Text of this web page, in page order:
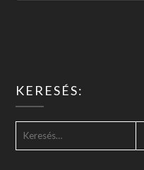
KERESÉS: